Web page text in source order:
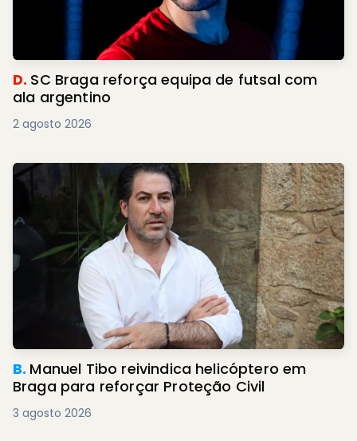
D. SC Braga reforça equipa de futsal com
ala argentino
2 agosto 2026
B. Manuel Tibo reivindica helicóptero em
Braga para reforçar Proteção Civil
3 agosto 2026